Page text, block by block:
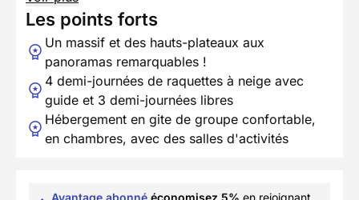
Les points forts
Un massif et des hauts-plateaux aux
panoramas remarquables !
4 demi-journées de raquettes à neige avec
guide et 3 demi-journées libres
Hébergement en gite de groupe confortable,
en chambres, avec des salles d'activités
Avantage abonné économisez 5% en rejoignant